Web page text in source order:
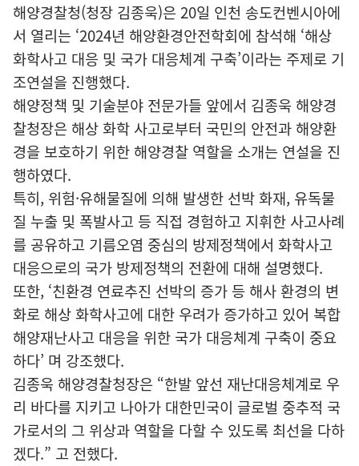
해양경찰청(청장 김종욱)은 20일 인천 송도컨벤시아에
서 열리는 ‘2024년 해양환경안전학회에 참석해 ‘해상
화학사고 대응 및 국가 대응체계 구축’이라는 주제로 기
조연설을 진행했다.
해양정책 및 기술분야 전문가들 앞에서 김종욱 해양경
찰청장은 해상 화학 사고로부터 국민의 안전과 해양환
경을 보호하기 위한 해양경찰 역할을 소개는 연설을 진
행하였다.
특히, 위험·유해물질에 의해 발생한 선박 화재, 유독물
질 누출 및 폭발사고 등 직접 경험하고 지휘한 사고사례
를 공유하고 기름오염 중심의 방제정책에서 화학사고
대응으로의 국가 방제정책의 전환에 대해 설명했다.
또한, ‘친환경 연료추진 선박의 증가 등 해사 환경의 변
화로 해상 화학사고에 대한 우려가 증가하고 있어 복합
해양재난사고 대응을 위한 국가 대응체계 구축이 중요
하다’ 며 강조했다.
김종욱 해양경찰청장은 “한발 앞선 재난대응체계로 우
리 바다를 지키고 나아가 대한민국이 글로벌 중추적 국
가로서의 그 위상과 역할을 다할 수 있도록 최선을 다하
겠다.” 고 전했다.